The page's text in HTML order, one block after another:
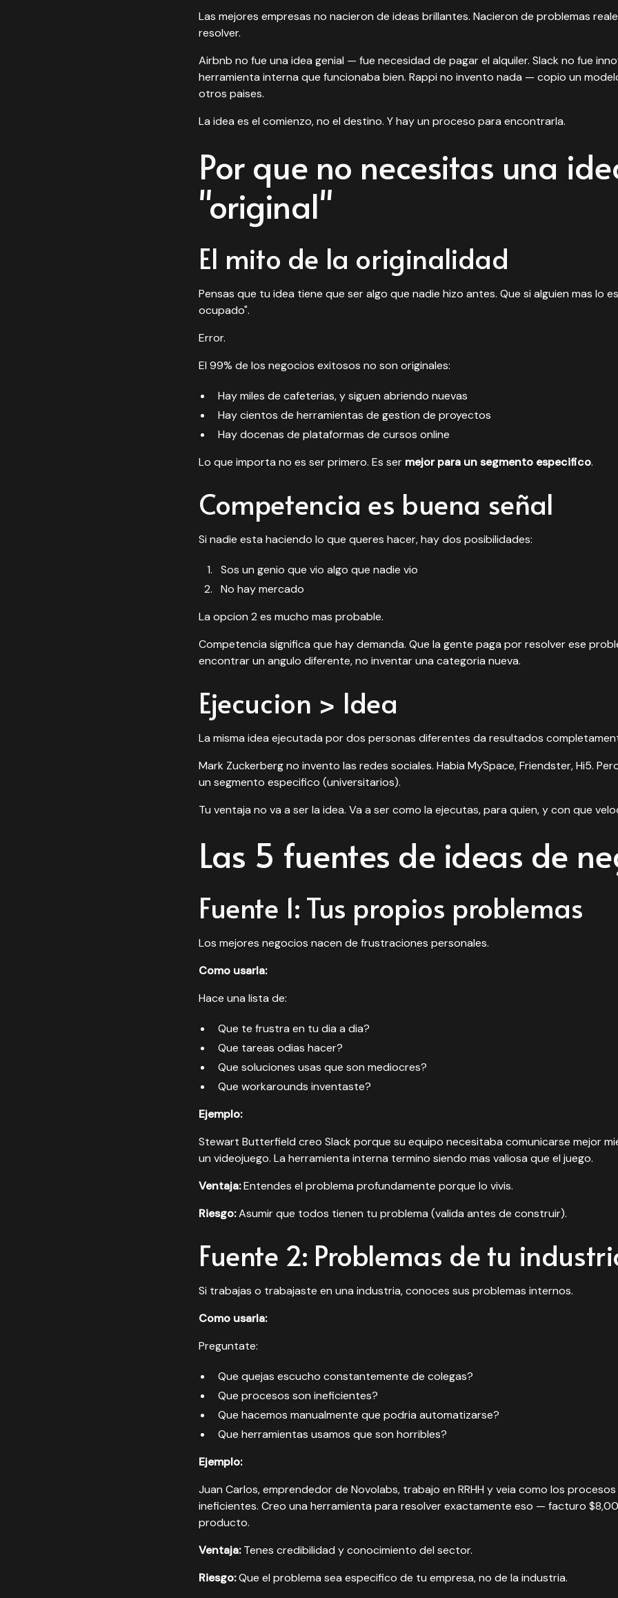
Las mejores empresas no nacieron de ideas brillantes. Nacieron de problemas
resolver.
Airbnb no fue una idea genial — fue necesidad de pagar el alquiler. Slack no fue
herramienta interna que funcionaba bien. Rappi no invento nada — copio un
otros paises.
La idea es el comienzo, no el destino. Y hay un proceso para encontrarla.
Por que no necesitas una
"original"
El mito de la originalidad
Pensas que tu idea tiene que ser algo que nadie hizo antes. Que si alguien mas lo
ocupado".
Error.
El 99% de los negocios exitosos no son originales:
Hay miles de cafeterias, y siguen abriendo nuevas
Hay cientos de herramientas de gestion de proyectos
Hay docenas de plataformas de cursos online
Lo que importa no es ser primero. Es ser mejor para un segmento especifico.
Competencia es buena señal
Si nadie esta haciendo lo que queres hacer, hay dos posibilidades:
Sos un genio que vio algo que nadie vio
No hay mercado
La opcion 2 es mucho mas probable.
Competencia significa que hay demanda. Que la gente paga por resolver ese
encontrar un angulo diferente, no inventar una categoria nueva.
Ejecucion > Idea
La misma idea ejecutada por dos personas diferentes da resultados
Mark Zuckerberg no invento las redes sociales. Habia MySpace, Friendster, Hi5.
un segmento especifico (universitarios).
Tu ventaja no va a ser la idea. Va a ser como la ejecutas, para quien, y con que
Las 5 fuentes de ideas de
Fuente 1: Tus propios problemas
Los mejores negocios nacen de frustraciones personales.
Como usarla:
Hace una lista de:
Que te frustra en tu dia a dia?
Que tareas odias hacer?
Que soluciones usas que son mediocres?
Que workarounds inventaste?
Ejemplo:
Stewart Butterfield creo Slack porque su equipo necesitaba comunicarse mejor
un videojuego. La herramienta interna termino siendo mas valiosa que el juego.
Ventaja:Entendes el problema profundamente porque lo vivis.
Riesgo:Asumir que todos tienen tu problema (valida antes de construir).
Fuente 2: Problemas de tu
Si trabajas o trabajaste en una industria, conoces sus problemas internos.
Como usarla:
Preguntate:
Que quejas escucho constantemente de colegas?
Que procesos son ineficientes?
Que hacemos manualmente que podria automatizarse?
Que herramientas usamos que son horribles?
Ejemplo:
Juan Carlos, emprendedor de Novolabs, trabajo en RRHH y veia como los
ineficientes. Creo una herramienta para resolver exactamente eso — facturo
producto.
Ventaja:Tenes credibilidad y conocimiento del sector.
Riesgo:Que el problema sea especifico de tu empresa, no de la industria.